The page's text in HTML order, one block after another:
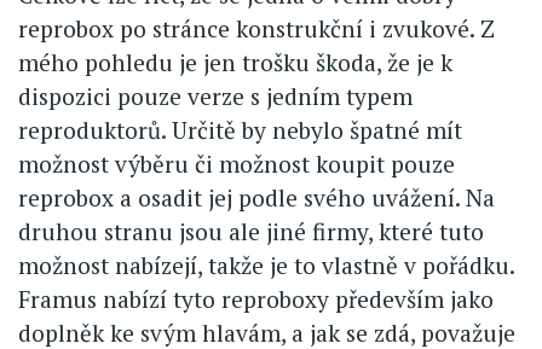
reprobox po stránce konstrukční i zvukové. Z
mého pohledu je jen trošku škoda, že je k
dispozici pouze verze s jedním typem
reproduktorů. Určitě by nebylo špatné mít
možnost výběru či možnost koupit pouze
reprobox a osadit jej podle svého uvážení. Na
druhou stranu jsou ale jiné firmy, které tuto
možnost nabízejí, takže je to vlastně v pořádku.
Framus nabízí tyto reproboxy především jako
doplněk ke svým hlavám, a jak se zdá, považuje